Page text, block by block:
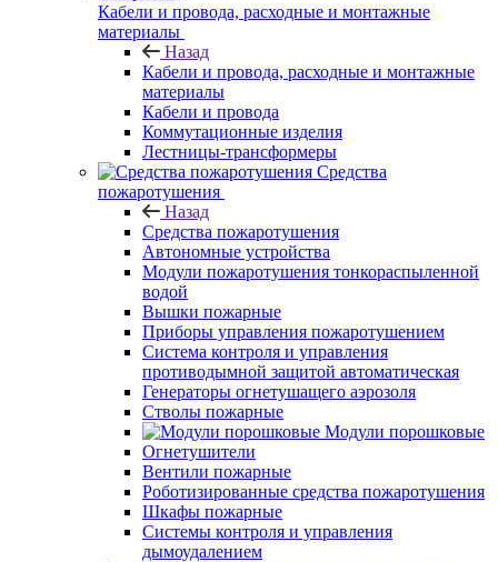
Кабели и провода, расходные и монтажные
материалы
Назад
Кабели и провода, расходные и монтажные
материалы
Кабели и провода
Коммутационные изделия
Лестницы-трансформеры
Средства
пожаротушения
Назад
Средства пожаротушения
Автономные устройства
Модули пожаротушения тонкораспыленной
водой
Вышки пожарные
Приборы управления пожаротушением
Система контроля и управления
противодымной защитой автоматическая
Генераторы огнетушащего аэрозоля
Стволы пожарные
Модули порошковые
Огнетушители
Вентили пожарные
Роботизированные средства пожаротушения
Шкафы пожарные
Системы контроля и управления
дымоудалением